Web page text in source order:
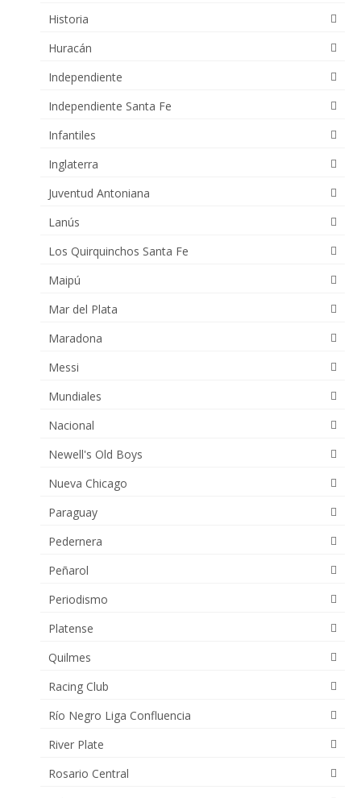
Historia
Huracán
Independiente
Independiente Santa Fe
Infantiles
Inglaterra
Juventud Antoniana
Lanús
Los Quirquinchos Santa Fe
Maipú
Mar del Plata
Maradona
Messi
Mundiales
Nacional
Newell's Old Boys
Nueva Chicago
Paraguay
Pedernera
Peñarol
Periodismo
Platense
Quilmes
Racing Club
Río Negro Liga Confluencia
River Plate
Rosario Central